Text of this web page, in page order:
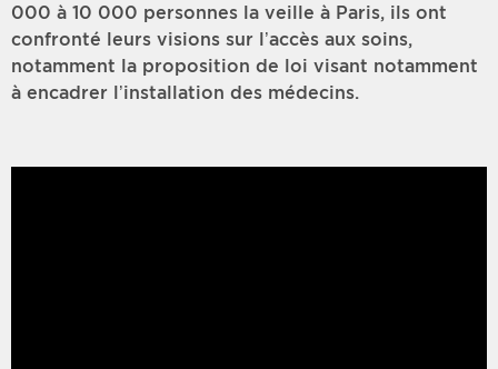
000 à 10 000 personnes la veille à Paris, ils ont
confronté leurs visions sur l’accès aux soins,
notamment la proposition de loi visant notamment
à encadrer l’installation des médecins.